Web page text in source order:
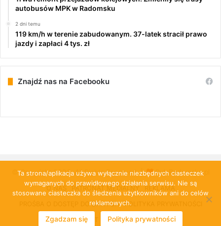
autobusów MPK w Radomsku
2 dni temu
119 km/h w terenie zabudowanym. 37-latek stracił prawo
jazdy i zapłaci 4 tys. zł
Znajdź nas na Facebooku
© Copyright 2026, All Rights Reserved | PulsRadomska.pl
O NAS PATRONAT MEDIALNY
REKLAMA
PROŚBA O DOSTĘP DO DANYCH
POLITYKA PRYWATNOŚCI
KONTAKT
CLOUD-KOMBIT
Ta strona/aplikacja używa wyłącznie niezbędnych ciasteczek
wymaganych do prawidłowego działania serwisu. Nie są
stosowane ciasteczka do śledzenia użytkowników ani do celów
reklamowych.
Zgadzam się Polityka prywatności